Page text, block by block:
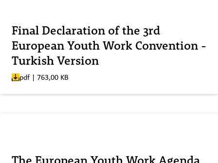
Final Declaration of the 3rd
European Youth Work Convention -
Turkish Version
pdf | 763,00 KB
The European Youth Work Agenda